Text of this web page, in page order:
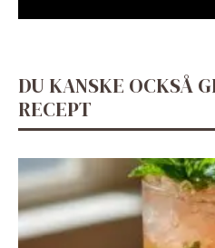
DU KANSKE OCKSÅ
RECEPT